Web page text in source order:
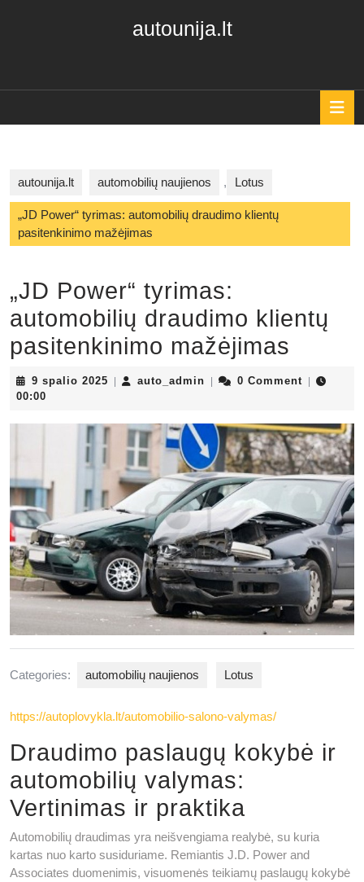
autounija.lt
autounija.lt automobilių naujienos , Lotus
„JD Power“ tyrimas: automobilių draudimo klientų
pasitenkinimo mažėjimas
„JD Power“ tyrimas:
automobilių draudimo klientų
pasitenkinimo mažėjimas
9 spalio 2025 auto_admin auto_admin
0 Comment
00:00
Categories: automobilių naujienos Lotus
https://autoplovykla.lt/automobilio-salono-valymas/
Draudimo paslaugų kokybė ir
automobilių valymas:
Vertinimas ir praktika
Automobilių draudimas yra neišvengiama realybė, su kuria
kartas nuo karto susiduriame. Remiantis J.D. Power and
Associates duomenimis, visuomenės teikiamų paslaugų kokybė